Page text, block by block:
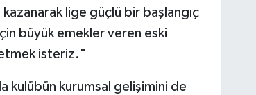
lige güçlü bir başlangıç
büyük emekler veren eski
isteriz."
kulübün kurumsal gelişimini de